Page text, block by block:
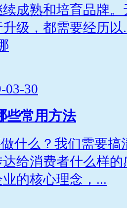
成熟和培育品牌
级，都需要经历以
03-30
些常用方法
什么？我们需要
给消费者什么样
的核心理念，...